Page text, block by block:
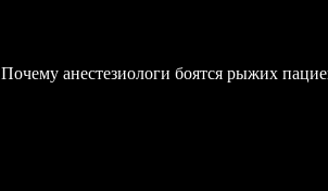
Почему анестезиологи боятся рыжих